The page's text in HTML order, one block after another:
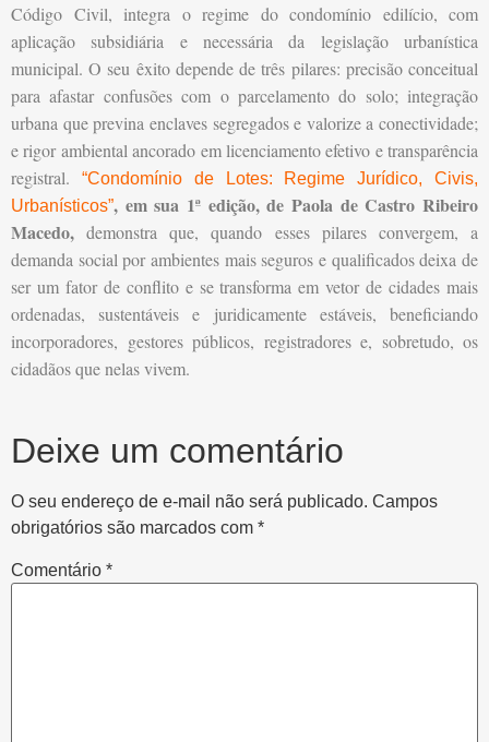
Código Civil, integra o regime do condomínio edilício, com
aplicação subsidiária e necessária da legislação urbanística
municipal. O seu êxito depende de três pilares: precisão conceitual
para afastar confusões com o parcelamento do solo; integração
urbana que previna enclaves segregados e valorize a conectividade;
e rigor ambiental ancorado em licenciamento efetivo e transparência
registral.
“Condomínio de Lotes: Regime Jurídico, Civis,
Urbanísticos”, em sua 1ª edição, de Paola de Castro Ribeiro
Macedo, demonstra que, quando esses pilares convergem, a
demanda social por ambientes mais seguros e qualificados deixa de
ser um fator de conflito e se transforma em vetor de cidades mais
ordenadas, sustentáveis e juridicamente estáveis, beneficiando
incorporadores, gestores públicos, registradores e, sobretudo, os
cidadãos que nelas vivem.
Deixe um comentário
O seu endereço de e-mail não será publicado. Campos
obrigatórios são marcados com *
Comentário *